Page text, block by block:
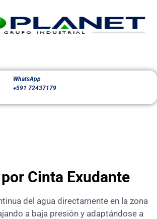
WhatsApp
+591 72437179
Cinta Exudante
del agua directamente en la zona
a baja presión y adaptándose a